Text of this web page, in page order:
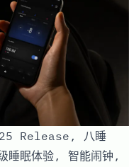
Release, 八睡
眠体验, 智能闹钟,